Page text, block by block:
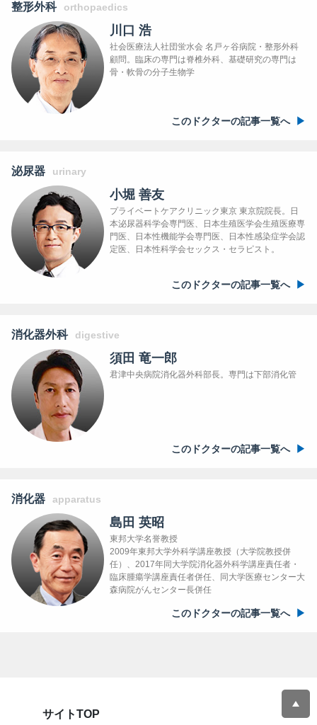
整形外科 orthopaedics
川口 浩
社会医療法人社団蛍水会 名戸ヶ谷病院・整形外科
顧問。臨床の専門は脊椎外科、基礎研究の専門は
骨・軟骨の分子生物学
このドクターの記事一覧へ
泌尿器 urinary
小堀 善友
プライベートケアクリニック東京 東京院院長。日
本泌尿器科学会専門医、日本生殖医学会生殖医療専
門医、日本性機能学会専門医、日本性感染症学会認
定医、日本性科学会セックス・セラピスト。
このドクターの記事一覧へ
消化器外科 digestive
須田 竜一郎
君津中央病院消化器外科部長。専門は下部消化管
このドクターの記事一覧へ
消化器 apparatus
島田 英昭
東邦大学名誉教授
2009年東邦大学外科学講座教授（大学院教授併
任）、2017年同大学院消化器外科学講座責任者・
臨床腫瘍学講座責任者併任、同大学医療センター大
森病院がんセンター長併任
このドクターの記事一覧へ
サイトTOP